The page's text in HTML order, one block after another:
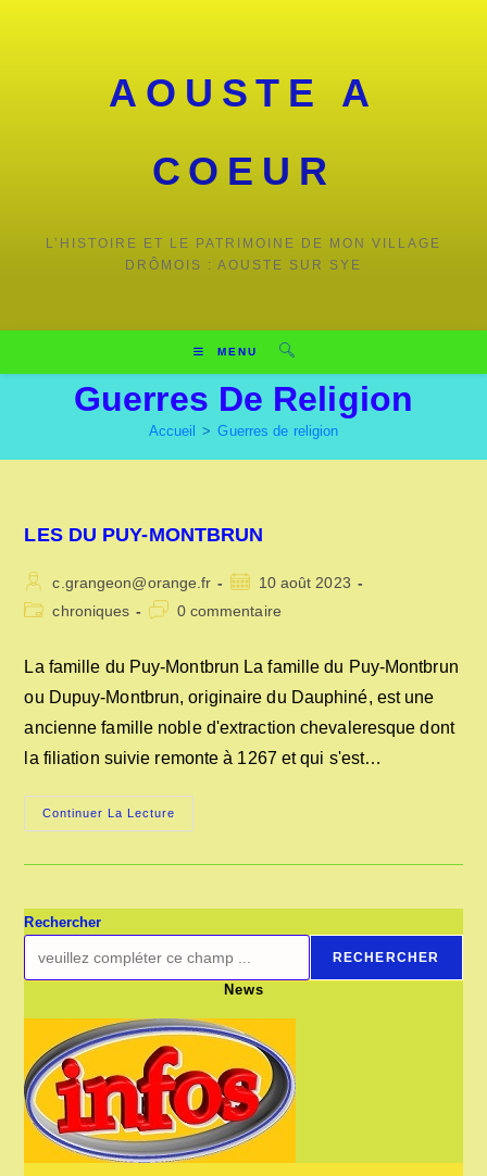
AOUSTE A
COEUR
L’HISTOIRE ET LE PATRIMOINE DE MON VILLAGE
DRÔMOIS : AOUSTE SUR SYE
MENU
Guerres De Religion
Accueil > Guerres de religion
LES DU PUY-MONTBRUN
Auteur/autrice
de
c.grangeon@orange.fr
Publication
publiée :
10 août 2023
Postchroniques
Commentaires
publication :
0 commentaire
La famille du Puy-Montbrun La famille du Puy-Montbrun
ou Dupuy-Montbrun, originaire du Dauphiné, est une
ancienne famille noble d'extraction chevaleresque dont
la filiation suivie remonte à 1267 et qui s'est…
Continuer La Lecture
DU
Rechercher
RECHERCHER
News